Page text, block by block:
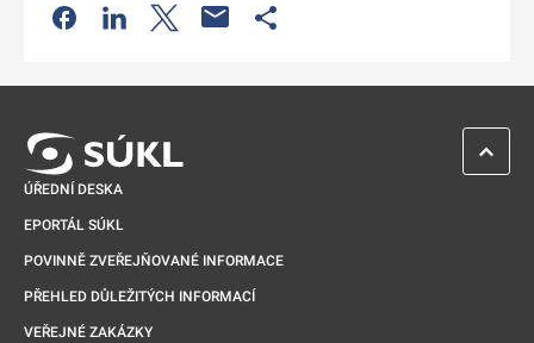
Odkaz se otevře na nové kartě
Odkaz se otevře na nové kartě
Odkaz se otevře na nové kartě
ÚŘEDNÍ DESKA
EPORTÁL SÚKL
POVINNĚ ZVEŘEJŇOVANÉ INFORMACE
PŘEHLED DŮLEŽITÝCH INFORMACÍ
VEŘEJNÉ ZAKÁZKY
ZPĚT